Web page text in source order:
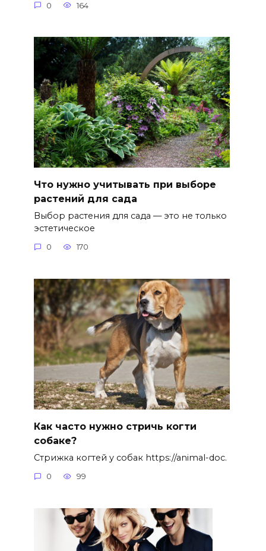
0 164
Что нужно учитывать при выборе
растений для сада
Выбор растения для сада — это не только
эстетическое
0 170
Как часто нужно стричь когти
собаке?
Стрижка когтей у собак https://animal-doc.
0 99